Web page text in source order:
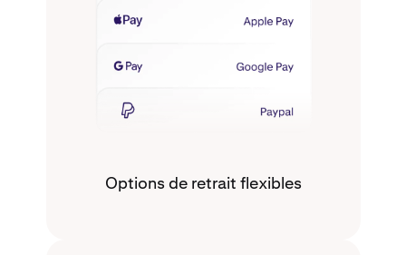
Options de retrait flexibles